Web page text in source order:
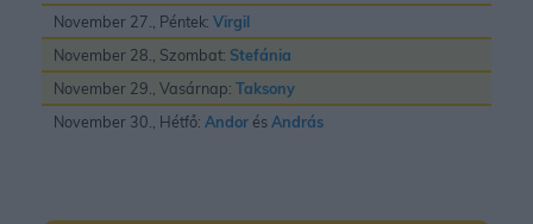
November 27., Péntek: Virgil
November 28., Szombat: Stefánia
November 29., Vasárnap: Taksony
November 30., Hétfő: Andor ésAndrás